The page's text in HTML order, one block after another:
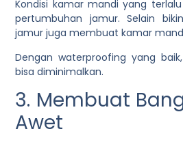
Kondisi kamar mandi yang
pertumbuhan jamur. Selain
jamur juga membuat kamar
Dengan waterproofing yang
bisa diminimalkan.
3. Membuat
Awet